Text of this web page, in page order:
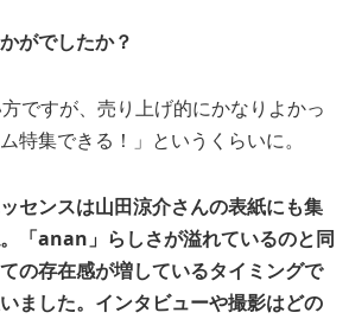
がでしたか？
ですが、売り上げ的にかなりよかっ
特集できる！」というくらいに。
ンスは山田涼介さんの表紙にも集
「anan」らしさが溢れているのと同
の存在感が増しているタイミングで
ました。インタビューや撮影はどの